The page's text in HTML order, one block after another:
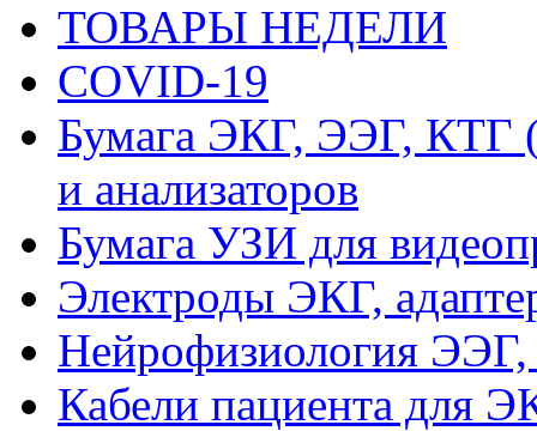
ТОВАРЫ НЕДЕЛИ
COVID-19
Бумага ЭКГ, ЭЭГ, КТГ
и анализаторов
Бумага УЗИ для
Электроды ЭКГ,
Нейрофизиология
Кабели пациента для